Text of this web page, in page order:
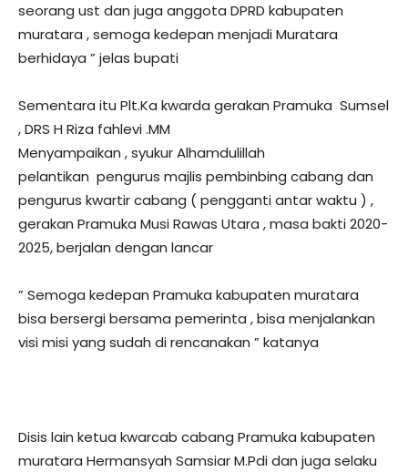
seorang ust dan juga anggota DPRD kabupaten
muratara , semoga kedepan menjadi Muratara
berhidaya ” jelas bupati
Sementara itu Plt.Ka kwarda gerakan Pramuka Sumsel
, DRS H Riza fahlevi .MM
Menyampaikan , syukur Alhamdulillah
pelantikan pengurus majlis pembinbing cabang dan
pengurus kwartir cabang ( pengganti antar waktu ) ,
gerakan Pramuka Musi Rawas Utara , masa bakti 2020-
2025, berjalan dengan lancar
” Semoga kedepan Pramuka kabupaten muratara
bisa bersergi bersama pemerinta , bisa menjalankan
visi misi yang sudah di rencanakan ” katanya
Disis lain ketua kwarcab cabang Pramuka kabupaten
muratara Hermansyah Samsiar M.Pdi dan juga selaku